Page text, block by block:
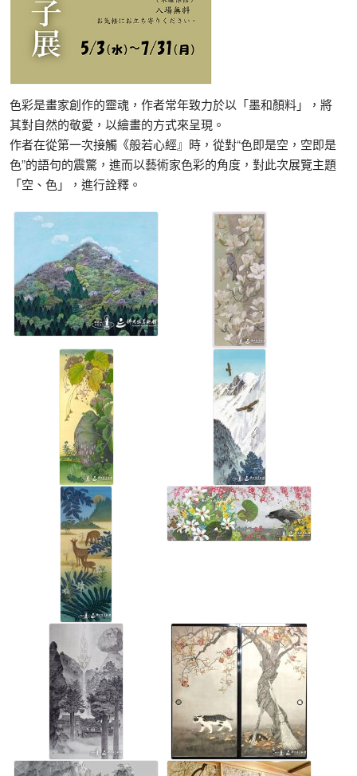
色彩是畫家創作的靈魂，作者常年致力於以「墨和顏料」，將
其對自然的敬愛，以繪畫的方式來呈現。
作者在從第一次接觸《般若心經』時，從對“色即是空，空即是
色”的語句的震驚，進而以藝術家色彩的角度，對此次展覽主題
「空、色」，進行詮釋。